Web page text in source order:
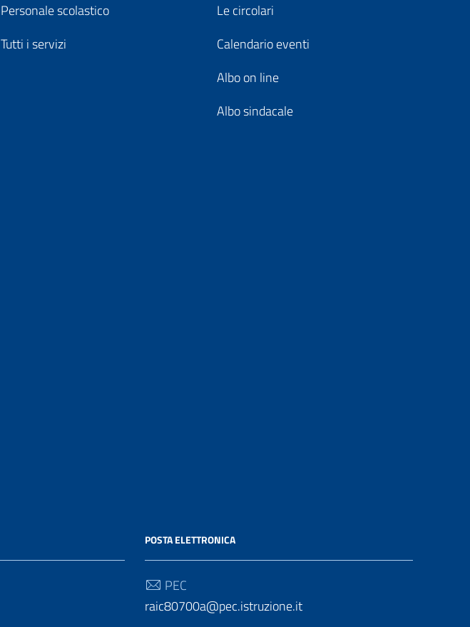
Personale scolastico
Tutti i servizi
Le circolari
Calendario eventi
Albo on line
Albo sindacale
POSTA ELETTRONICA
PEC
raic80700a@pec.istruzione.it